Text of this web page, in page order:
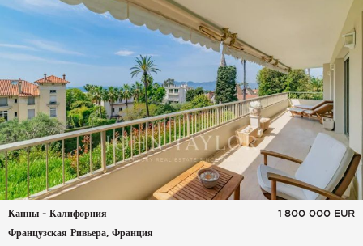
Канны - Калифорния
Французская Ривьера, Франция
1 800 000 EUR